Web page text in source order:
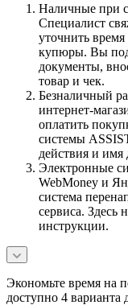
Наличные при
Специалист
уточнить
купюры. Вы
документы,
товар и чек.
Безналичный
интернет-
оплатить
системы
действия и имя
Электронные
WebMoney и
система
сервиса. Здесь
инструкции.
Экономьте время на
доступно 4 варианта